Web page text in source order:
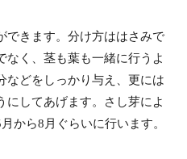
できます。分け方ははさみで
なく、茎も葉も一緒に行うよ
などをしっかり与え、更には
にしてあげます。さし芽によ
から8月ぐらいに行います。